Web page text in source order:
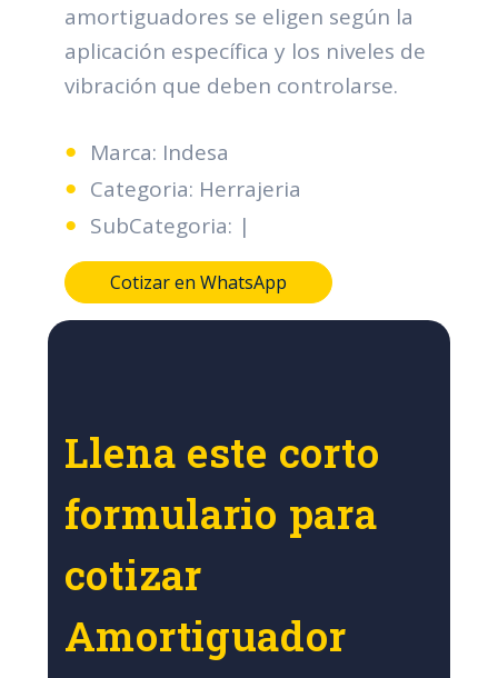
amortiguadores se eligen según la
aplicación específica y los niveles de
vibración que deben controlarse.
Marca: Indesa
Categoria: Herrajeria
SubCategoria: |
Cotizar en WhatsApp
Llena este corto
formulario para
cotizar
Amortiguador